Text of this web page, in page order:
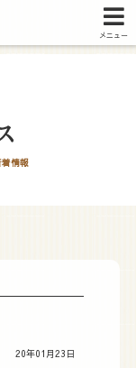
メニュー
情報
20年01月23日